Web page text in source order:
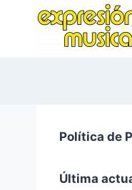
Política de
Última